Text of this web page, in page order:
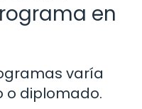
en
varía
o diplomado.